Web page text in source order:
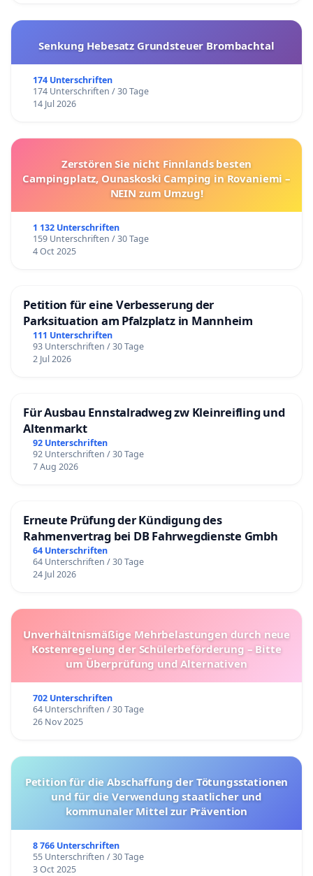
Senkung Hebesatz Grundsteuer Brombachtal
174 Unterschriften
174 Unterschriften / 30 Tage
14 Jul 2026
Zerstören Sie nicht Finnlands besten
Campingplatz, Ounaskoski Camping in Rovaniemi –
NEIN zum Umzug!
1 132 Unterschriften
159 Unterschriften / 30 Tage
4 Oct 2025
Petition für eine Verbesserung der
Parksituation am Pfalzplatz in Mannheim
111 Unterschriften
93 Unterschriften / 30 Tage
2 Jul 2026
Für Ausbau Ennstalradweg zw Kleinreifling und
Altenmarkt
92 Unterschriften
92 Unterschriften / 30 Tage
7 Aug 2026
Erneute Prüfung der Kündigung des
Rahmenvertrag bei DB Fahrwegdienste Gmbh
64 Unterschriften
64 Unterschriften / 30 Tage
24 Jul 2026
Unverhältnismäßige Mehrbelastungen durch neue
Kostenregelung der Schülerbeförderung – Bitte
um Überprüfung und Alternativen
702 Unterschriften
64 Unterschriften / 30 Tage
26 Nov 2025
Petition für die Abschaffung der Tötungsstationen
und für die Verwendung staatlicher und
kommunaler Mittel zur Prävention
8 766 Unterschriften
55 Unterschriften / 30 Tage
3 Oct 2025